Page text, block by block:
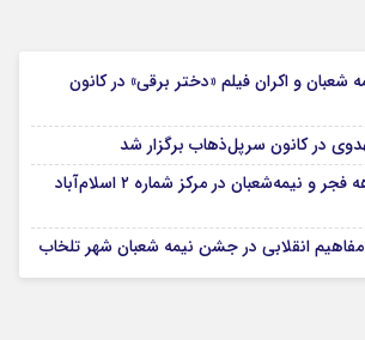
شعبان و اکران فیلم «دختر برقی» در کانون
در کانون سرپل‌ذهاب برگزار شد
ویژه‌برنامه‌های دهه فجر و نیمه‌شعبان در مرکز شماره ۲ اسلام‌آباد
انقلابی در جشن نیمه شعبان شهر تلخاب